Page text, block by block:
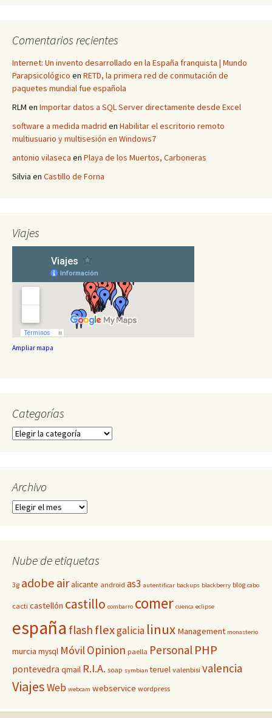
Comentarios recientes
Internet: Un invento desarrollado en la España franquista | Mundo
Parapsicológico en RETD, la primera red de conmutación de
paquetes mundial fue española
RLM en Importar datos a SQL Server directamente desde Excel
software a medida madrid en Habilitar el escritorio remoto
multiusuario y multisesión en Windows7
antonio vilaseca en Playa de los Muertos, Carboneras
Silvia en Castillo de Forna
Viajes
Ampliar mapa
Categorías
Categorías
Archivo
Archivo
Nube de etiquetas
3g adobe airalicante android as3 autentificar backups blackberry blog cabo
cacti castellón castillo combarro comer cuenca eclipse
españa flash flexgalicia linux Management monasterio
murcia mysql MóvilOpinion paella Personal PHP
pontevedra qmail R.I.A. soap symbian teruel valenbisi valencia
ViajesWeb webcam webservice wordpress